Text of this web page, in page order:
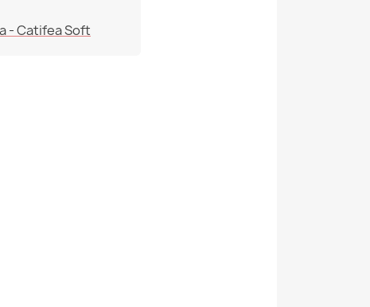
- Catifea Soft